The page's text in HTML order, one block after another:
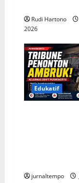
Rudi Hartono
2026
Edukatif
jurnaltempo